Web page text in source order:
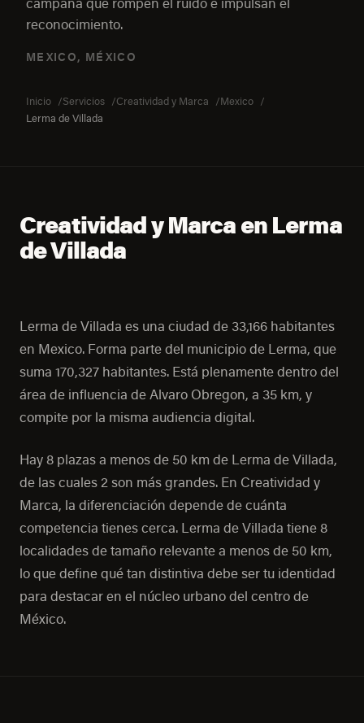
reconocimiento.
MEXICO, MÉXICO
Inicio Servicios Creatividad y Marca
Mexico
Lerma de Villada
Creatividad y Marca en Lerma
de Villada
Lerma de Villada es una ciudad de 33,166 habitantes
en Mexico. Forma parte del municipio de Lerma, que
suma 170,327 habitantes. Está plenamente dentro del
área de influencia de Alvaro Obregon, a 35 km, y
compite por la misma audiencia digital.
Hay 8 plazas a menos de 50 km de Lerma de Villada,
de las cuales 2 son más grandes. En Creatividad y
Marca, la diferenciación depende de cuánta
competencia tienes cerca. Lerma de Villada tiene 8
localidades de tamaño relevante a menos de 50 km,
lo que define qué tan distintiva debe ser tu identidad
para destacar en el núcleo urbano del centro de
México.